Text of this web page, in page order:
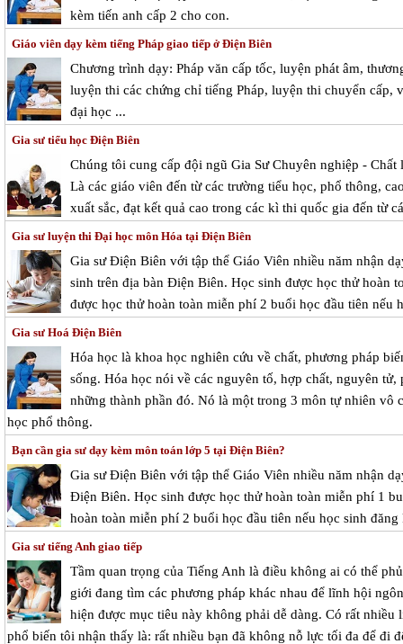
kèm tiến anh cấp 2 cho con.
Giáo viên dạy kèm tiếng Pháp giao tiếp ở Điện Biên
Chương trình dạy: Pháp văn cấp tốc, luyện phát âm,
luyện thi các chứng chỉ tiếng Pháp, luyện thi chuyển
đại học ...
Gia sư tiểu học Điện Biên
Chúng tôi cung cấp đội ngũ Gia Sư Chuyên nghiệp -
Là các giáo viên đến từ các trường tiểu học, phổ thông,
xuất sắc, đạt kết quả cao trong các kì thi quốc gia đến từ
Gia sư luyện thi Đại học môn Hóa tại Điện Biên
Gia sư Điện Biên với tập thể Giáo Viên nhiều năm nhận
sinh trên địa bàn Điện Biên. Học sinh được học thử hoàn
được học thử hoàn toàn miễn phí 2 buổi học đầu tiên nếu
Gia sư Hoá Điện Biên
Hóa học là khoa học nghiên cứu về chất, phương pháp
sống. Hóa học nói về các nguyên tố, hợp chất, nguyên
những thành phần đó. Nó là một trong 3 môn tự nhiên
học phổ thông.
Bạn cần gia sư dạy kèm môn toán lớp 5 tại Điện Biên?
Gia sư Điện Biên với tập thể Giáo Viên nhiều năm nhận
Điện Biên. Học sinh được học thử hoàn toàn miễn phí 1
hoàn toàn miễn phí 2 buổi học đầu tiên nếu học sinh
Gia sư tiếng Anh giao tiếp
Tầm quan trọng của Tiếng Anh là điều không ai có thể
giới đang tìm các phương pháp khác nhau để lĩnh hội
hiện được mục tiêu này không phải dễ dàng. Có rất
phổ biến tôi nhận thấy là: rất nhiều bạn đã không nỗ lực tối đa để đi